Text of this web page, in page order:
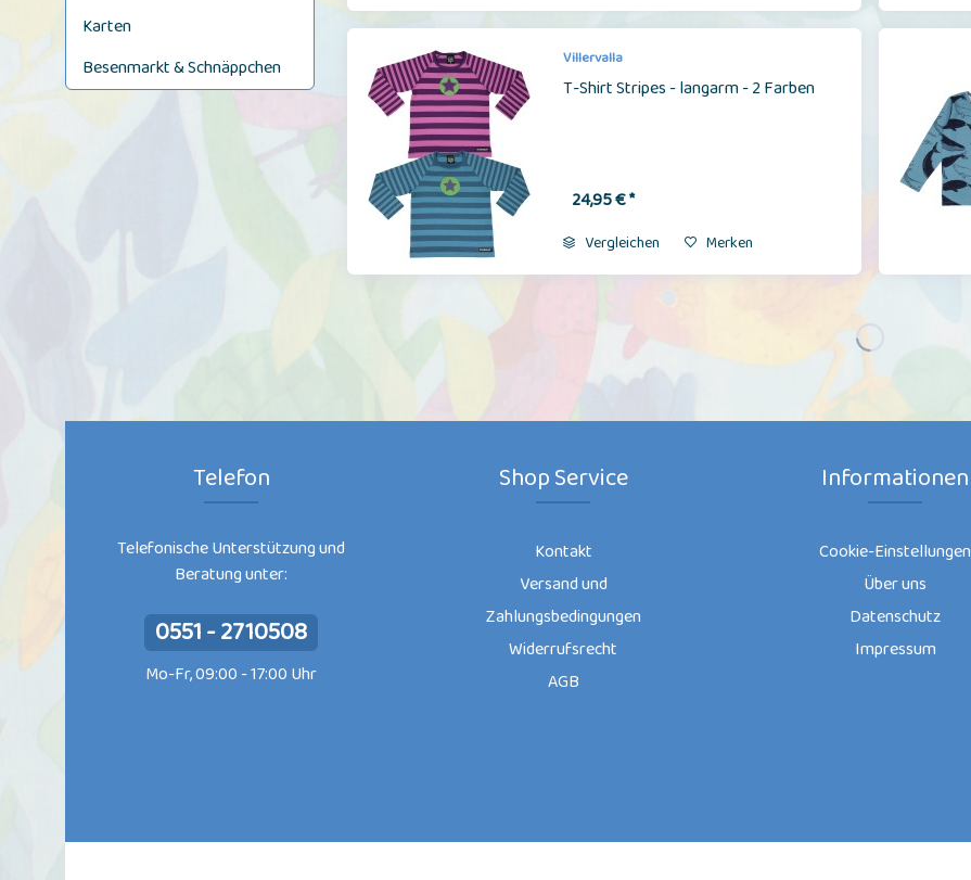
Karten
Besenmarkt & Schnäppchen
Villervalla
T-Shirt Stripes - langarm - 2 Farben
24,95 € *
Vergleichen Merken
Telefon
Telefonische Unterstützung und
Beratung unter:
0551 - 2710508
Mo-Fr, 09:00 - 17:00 Uhr
Shop Service
Kontakt
Versand und
Zahlungsbedingungen
Widerrufsrecht
AGB
Informationen
Cookie-Einstellungen
Über uns
Datenschutz
Impressum